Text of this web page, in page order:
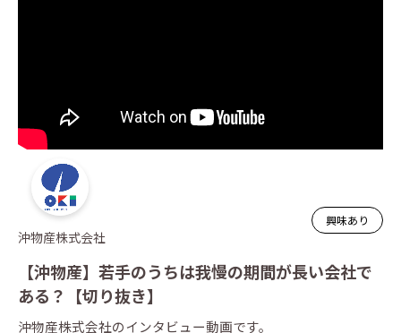
興味あり
沖物産株式会社
【沖物産】若手のうちは我慢の期間が長い会社で
ある？【切り抜き】
沖物産株式会社のインタビュー動画です。